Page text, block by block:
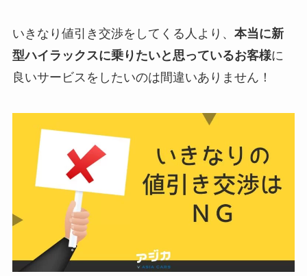
いきなり値引き交渉をしてくる人より、 本当に新
型ハイラックスに乗りたいと思っているお客様に
良いサービスをしたいのは間違いありません！